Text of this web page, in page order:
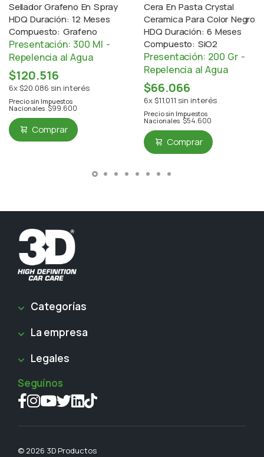
Sellador Grafeno En Spray
HDQ Duración: 12 Meses
Compuesto: Grafeno
Presentación: 300 Ml -
Repelencia al Agua
$120.516
6x $20.086 sin interés
Precio sin Impuestos
Nacionales $99.600
Comprar
Cera En Pasta Crystal
Ceramica Para Color Negro
HDQ Duración: 6 Meses
Compuesto: SiO2
Presentación: 200 Gr -
Repelencia al Agua
$66.066
6x $11.011 sin interés
Precio sin Impuestos
Nacionales $54.600
Comprar
Categorías
La empresa
Legales
Seguínos
© 2026 3D Productos